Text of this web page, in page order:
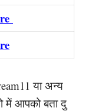
या अन्य
में आपको बता दु